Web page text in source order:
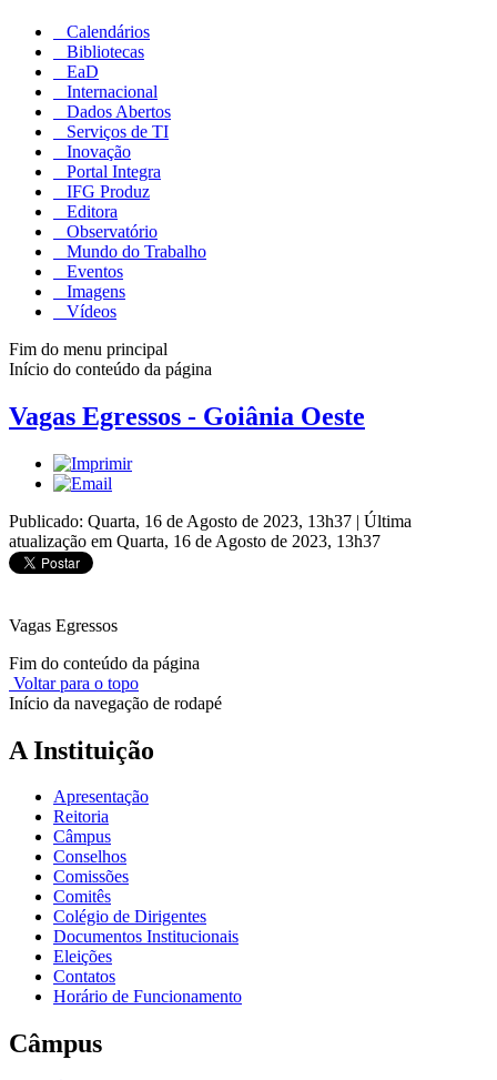
Calendários
Bibliotecas
EaD
Internacional
Dados Abertos
Serviços de TI
Inovação
Portal Integra
IFG Produz
Editora
Observatório
Mundo do Trabalho
Eventos
Imagens
Vídeos
Fim do menu principal
Início do conteúdo da página
Vagas Egressos - Goiânia Oeste
Publicado: Quarta, 16 de Agosto de 2023, 13h37 | Última
atualização em Quarta, 16 de Agosto de 2023, 13h37
Vagas Egressos
Fim do conteúdo da página
Voltar para o topo
Início da navegação de rodapé
A Instituição
Apresentação
Reitoria
Câmpus
Conselhos
Comissões
Comitês
Colégio de Dirigentes
Documentos Institucionais
Eleições
Contatos
Horário de Funcionamento
Câmpus